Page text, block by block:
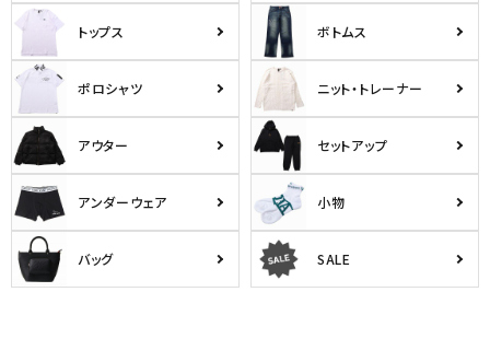
ニュース・特集
ランキング
お問い合わせ
トップス ボトムス
ポロシャツ ニット・トレーナー
アウター セットアップ
アンダーウェア 小物
バッグ SALE